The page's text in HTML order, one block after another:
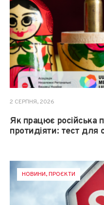
2 СЕРПНЯ, 2026
Як працює російська
протидіяти: тест для
НОВИНИ,ПРОЄКТИ